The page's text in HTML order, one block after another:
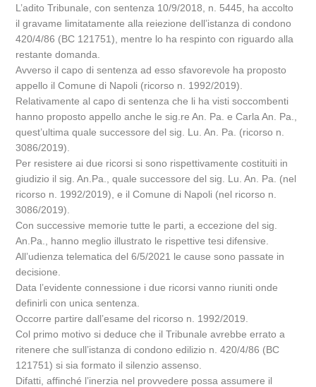
L’adito Tribunale, con sentenza 10/9/2018, n. 5445, ha accolto
il gravame limitatamente alla reiezione dell’istanza di condono
420/4/86 (BC 121751), mentre lo ha respinto con riguardo alla
restante domanda.
Avverso il capo di sentenza ad esso sfavorevole ha proposto
appello il Comune di Napoli (ricorso n. 1992/2019).
Relativamente al capo di sentenza che li ha visti soccombenti
hanno proposto appello anche le sig.re An. Pa. e Carla An. Pa.,
quest’ultima quale successore del sig. Lu. An. Pa. (ricorso n.
3086/2019).
Per resistere ai due ricorsi si sono rispettivamente costituiti in
giudizio il sig. An.Pa., quale successore del sig. Lu. An. Pa. (nel
ricorso n. 1992/2019), e il Comune di Napoli (nel ricorso n.
3086/2019).
Con successive memorie tutte le parti, a eccezione del sig.
An.Pa., hanno meglio illustrato le rispettive tesi difensive.
All’udienza telematica del 6/5/2021 le cause sono passate in
decisione.
Data l’evidente connessione i due ricorsi vanno riuniti onde
definirli con unica sentenza.
Occorre partire dall’esame del ricorso n. 1992/2019.
Col primo motivo si deduce che il Tribunale avrebbe errato a
ritenere che sull’istanza di condono edilizio n. 420/4/86 (BC
121751) si sia formato il silenzio assenso.
Difatti, affinché l’inerzia nel provvedere possa assumere il